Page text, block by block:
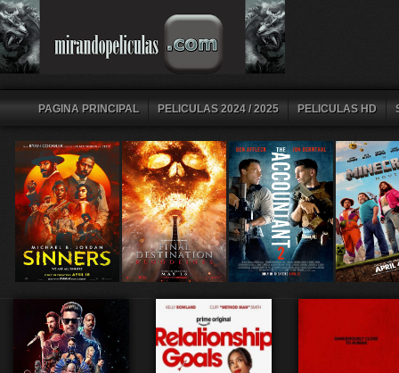
PAGINA PRINCIPAL PELICULAS 2024 / 2025 PELICULAS HD